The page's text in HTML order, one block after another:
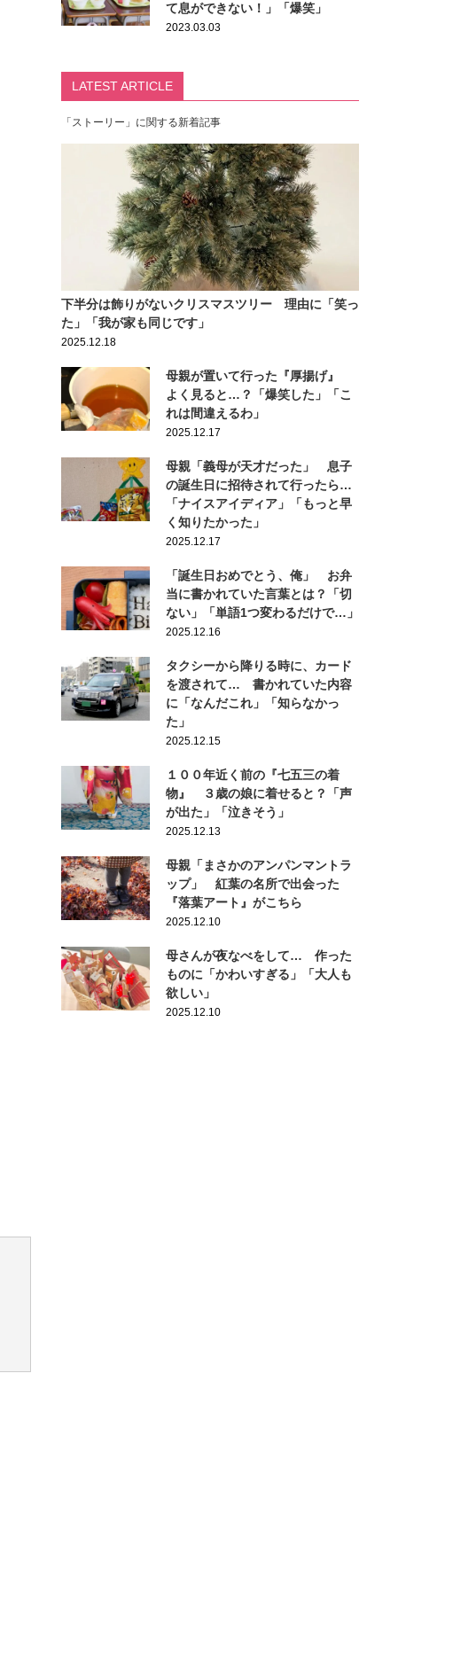
て息ができない！」「爆笑」
2023.03.03
LATEST ARTICLE
「ストーリー」に関する新着記事
下半分は飾りがないクリスマスツリー 理由に「笑っ
た」「我が家も同じです」
2025.12.18
母親が置いて行った『厚揚げ』
よく見ると…？「爆笑した」「こ
れは間違えるわ」
2025.12.17
母親「義母が天才だった」 息子
の誕生日に招待されて行ったら…
「ナイスアイディア」「もっと早
く知りたかった」
2025.12.17
「誕生日おめでとう、俺」 お弁
当に書かれていた言葉とは？「切
ない」「単語1つ変わるだけで…」
2025.12.16
タクシーから降りる時に、カード
を渡されて… 書かれていた内容
に「なんだこれ」「知らなかっ
た」
2025.12.15
１００年近く前の『七五三の着
物』 ３歳の娘に着せると？「声
が出た」「泣きそう」
2025.12.13
母親「まさかのアンパンマントラ
ップ」 紅葉の名所で出会った
『落葉アート』がこちら
2025.12.10
母さんが夜なべをして… 作った
ものに「かわいすぎる」「大人も
欲しい」
2025.12.10